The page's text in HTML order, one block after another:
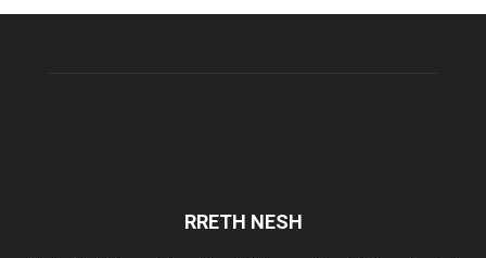
RRETH NESH